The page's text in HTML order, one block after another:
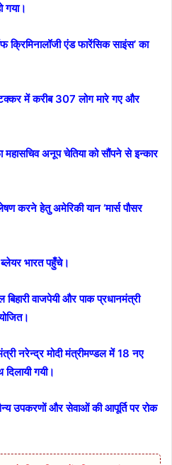
गया।
एंड फारेंसिक साइंस’ का
में करीब 307 लोग मारे गए और
अनूप चेतिया को सौंपने से इन्कार
करने हेतु अमेरिकी यान ‘मार्स पौसर
भारत पहुँचे।
वाजपेयी और पाक प्रधानमंत्री
नरेन्द्र मोदी मंत्रीमण्डल में 18 नए
गयी।
उपकरणों और सेवाओं की आपूर्ति पर रोक